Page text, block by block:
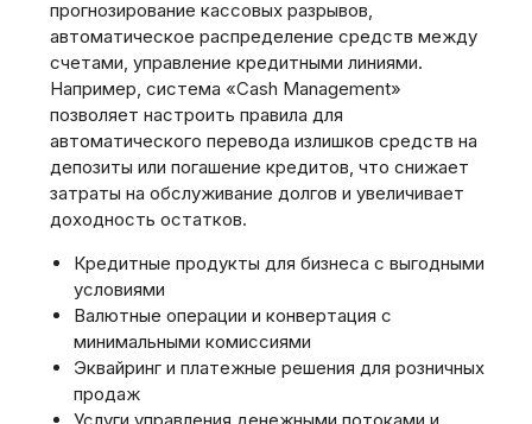
прогнозирование кассовых разрывов,
автоматическое распределение средств между
счетами, управление кредитными линиями.
Например, система «Cash Management»
позволяет настроить правила для
автоматического перевода излишков средств на
депозиты или погашение кредитов, что снижает
затраты на обслуживание долгов и увеличивает
доходность остатков.
Кредитные продукты для бизнеса с выгодными
условиями
Валютные операции и конвертация с
минимальными комиссиями
Эквайринг и платежные решения для розничных
продаж